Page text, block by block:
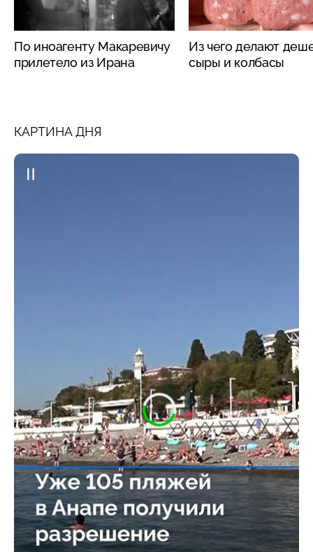
По иноагенту Макаревичу
прилетело из Ирана
Из чего делают
сыры и колбасы
КАРТИНА ДНЯ